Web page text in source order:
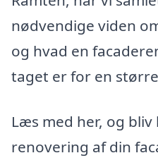
nødvendige viden
og hvad en
taget er for en
Læs med her, og bliv
renovering af din